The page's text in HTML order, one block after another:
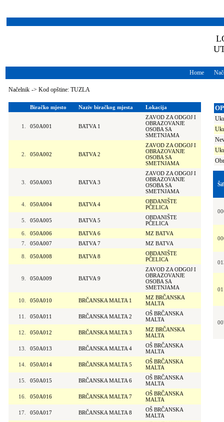
Home
Načelnik -> Kod opštine: TUZLA
Biračko mjesto Naziv biračkog mjesta Lokacija
1. 050A001 BATVA 1
ZAVOD ZA ODGOJ I
OBRAZOVANJE
OSOBA SA
SMETNJAMA
2. 050A002 BATVA 2
ZAVOD ZA ODGOJ I
OBRAZOVANJE
OSOBA SA
SMETNJAMA
3. 050A003 BATVA 3
ZAVOD ZA ODGOJ I
OBRAZOVANJE
OSOBA SA
SMETNJAMA
4. 050A004 BATVA 4
OBDANIŠTE
PČELICA
5. 050A005 BATVA 5
OBDANIŠTE
PČELICA
6.
050A006 BATVA 6
MZ BATVA
7.
050A007 BATVA 7 MZ BATVA
8. 050A008 BATVA 8
OBDANIŠTE
PČELICA
9. 050A009 BATVA 9
ZAVOD ZA ODGOJ I
OBRAZOVANJE
OSOBA SA
SMETNJAMA
10. 050A010 BRČANSKA MALTA 1
MZ BRČANSKA
MALTA
11. 050A011 BRČANSKA MALTA 2
OŠ BRČANSKA
MALTA
12. 050A012 BRČANSKA MALTA 3
MZ BRČANSKA
MALTA
13. 050A013 BRČANSKA MALTA 4
OŠ BRČANSKA
MALTA
14. 050A014 BRČANSKA MALTA 5
OŠ BRČANSKA
MALTA
15. 050A015 BRČANSKA MALTA 6
OŠ BRČANSKA
MALTA
16. 050A016 BRČANSKA MALTA 7
OŠ BRČANSKA
MALTA
17. 050A017 BRČANSKA MALTA 8
OŠ BRČANSKA
MALTA